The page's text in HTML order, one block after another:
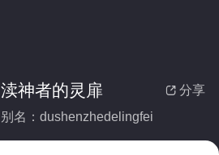
 分享
渎神者的灵扉
别名：dushenzhedelingfei